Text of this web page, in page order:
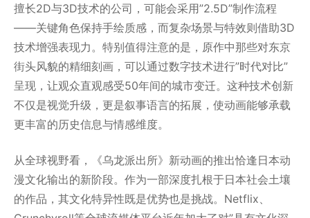
擅长2D与3D技术的公司，可能会采用”2.5D”制作流程
——关键角色保持手绘质感，而复杂场景与特效则借助3D
技术增强表现力。特别值得注意的是，原作中那些对东京
街头风貌的精细刻画，可以通过数字技术进行”时代对比”
呈现，让观众直观感受50年间的城市变迁。这种技术创新
不仅是视觉升级，更是叙事语言的拓展，使动画能够承载
更丰富的历史信息与情感维度。
从全球视野看，《乌龙派出所》新动画的推出恰逢日本动
漫文化输出的新阶段。作为一部深度扎根于日本社会土壤
的作品，其文化特异性既是优势也是挑战。Netflix、